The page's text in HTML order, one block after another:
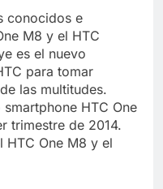
en México te
a lugares
con
de visión
y reuniones de
Atrás
Artificial
de Samsung
un clip de
desde una
foto
Atrás
conocidos e
M8 y el HTC
es el nuevo
para tomar
las multitudes.
HTC One
trimestre de 2014.
HTC One M8 y el